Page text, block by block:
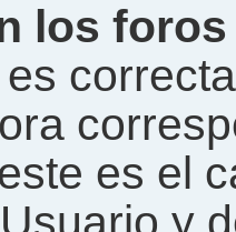
los
es el